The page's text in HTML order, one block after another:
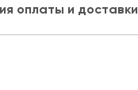
оплаты и доставки